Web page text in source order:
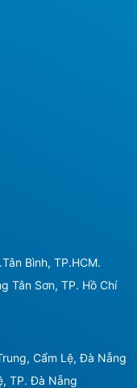
Bình, TP.HCM.
Tân Sơn, TP. Hồ Chí
Cẩm Lệ, Đà Nẵng
TP. Đà Nẵng